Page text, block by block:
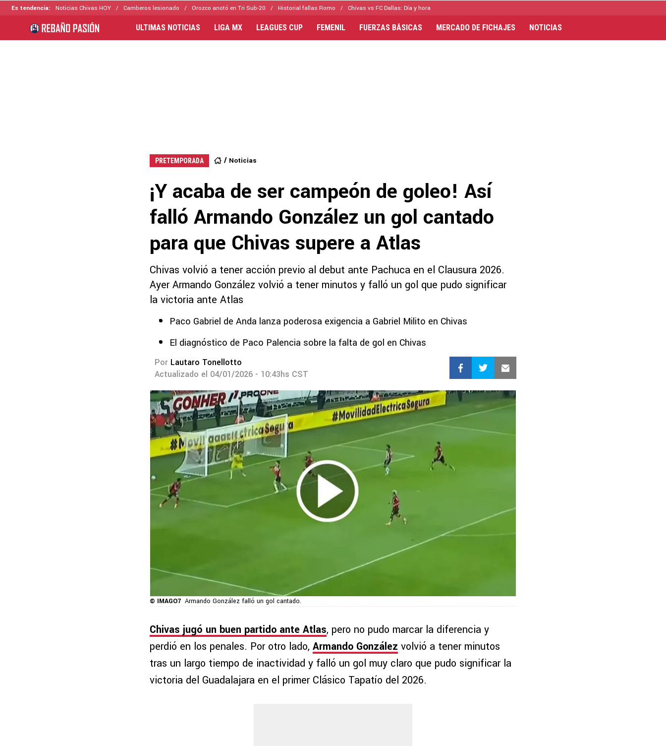
Es tendencia: Noticias Chivas HOY Camberos lesionado Orozco anotó en Tri Sub-20 Historial fallas Romo Chivas vs FC Dallas: Día y hora
ULTIMAS NOTICIAS LIGA MX LEAGUES CUP FEMENIL FUERZAS BÁSICAS MERCADO DE FICHAJES NOTICIAS
PRETEMPORADA Noticias
¡Y acaba de ser campeón de goleo! Así
falló Armando González un gol cantado
para que Chivas supere a Atlas
Chivas volvió a tener acción previo al debut ante Pachuca en el Clausura 2026.
Ayer Armando González volvió a tener minutos y falló un gol que pudo significar
la victoria ante Atlas
Paco Gabriel de Anda lanza poderosa exigencia a Gabriel Milito en Chivas
El diagnóstico de Paco Palencia sobre la falta de gol en Chivas
Por Lautaro Tonellotto
Actualizado el 04/01/2026 - 10:43hs CST
© IMAGO7 Armando González falló un gol cantado.
Chivas jugó un buen partido ante Atlas, pero no pudo marcar la diferencia y
perdió en los penales. Por otro lado, Armando González volvió a tener minutos
tras un largo tiempo de inactividad y falló un gol muy claro que pudo significar la
victoria del Guadalajara en el primer Clásico Tapatío del 2026.